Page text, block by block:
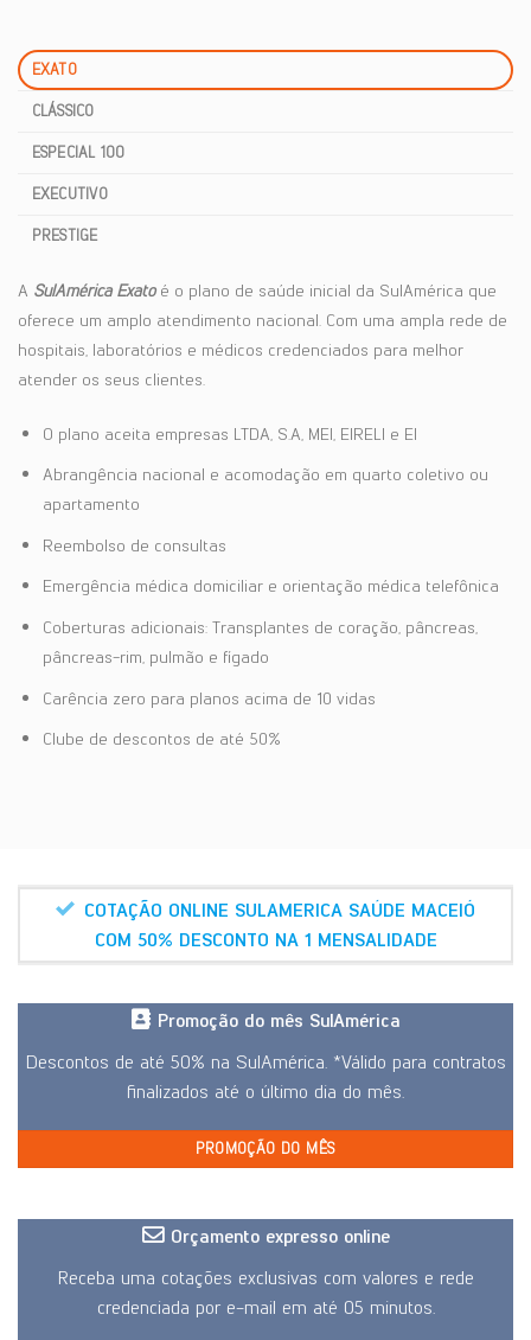
EXATO
CLÁSSICO
ESPECIAL 100
EXECUTIVO
PRESTIGE
A SulAmérica Exatoé o plano de saúde inicial da SulAmérica que
oferece um amplo atendimento nacional. Com uma ampla rede de
hospitais, laboratórios e médicos credenciados para melhor
atender os seus clientes.
O plano aceita empresas LTDA, S.A, MEI, EIRELI e EI
Abrangência nacional e acomodação em quarto coletivo ou
apartamento
Reembolso de consultas
Emergência médica domiciliar e orientação médica telefônica
Coberturas adicionais: Transplantes de coração, pâncreas,
pâncreas-rim, pulmão e fígado
Carência zero para planos acima de 10 vidas
Clube de descontos de até 50%
COTAÇÃO ONLINE SULAMERICA SAÚDE MACEIÓ
COM 50% DESCONTO NA 1 MENSALIDADE
Promoção do mês SulAmérica
Descontos de até 50% na SulAmérica. *Válido para contratos
finalizados até o último dia do mês.
PROMOÇÃO DO MÊS
Orçamento expresso online
Receba uma cotações exclusivas com valores e rede
credenciada por e-mail em até 05 minutos.